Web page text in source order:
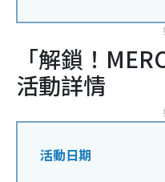
「解鎖！
活動詳情
活動日期